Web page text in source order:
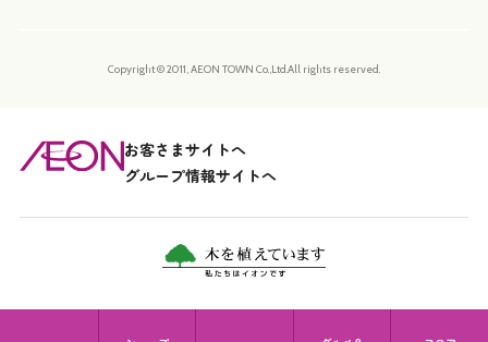
Copyright © 2011, AEON TOWN Co.,Ltd.All rights reserved.
お客さまサイトへ
グループ情報サイトへ